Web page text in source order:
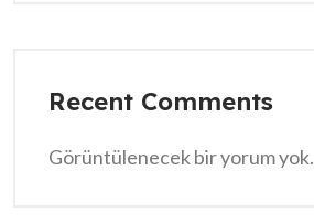
Recent Comments
Görüntülenecek bir yorum yok.